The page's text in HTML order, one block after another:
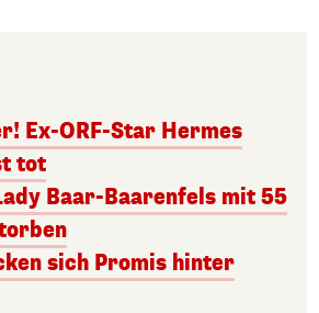
Ex-ORF-Star Hermes
tot
Baar-Baarenfels mit 55
sich Promis hinter